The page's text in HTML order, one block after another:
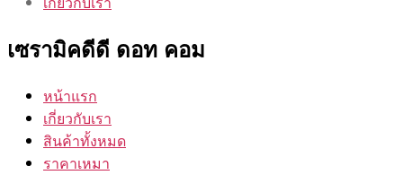
เซรามิคดีดี ดอท คอม
หน้าแรก
เกี่ยวกับเรา
สินค้าทั้งหมด
ราคาเหมา